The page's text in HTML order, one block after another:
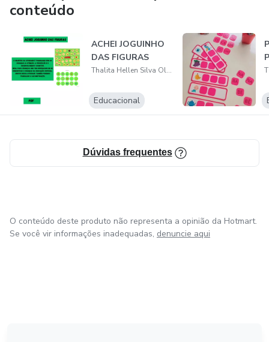
conteúdo
ACHEI JOGUINHO
DAS FIGURAS
Thalita Hellen Silva Oliveira Gouveia
Educacional
Dúvidas frequentes
O conteúdo deste produto não representa a opinião da Hotmart.
Se você vir informações inadequadas, denuncie aqui